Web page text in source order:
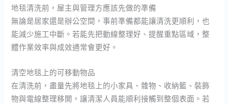
地毯清洗前，屋主與管理方應該先做的準備
無論是居家還是辦公空間，事前準備都能讓清洗更順利，也
能減少施工中斷。若能先把動線整理好、提醒重點區域，整
體作業效率與成效通常會更好。
清空地毯上的可移動物品
在清洗前，盡量先將地毯上的小家具、雜物、收納籃、裝飾
物與電線整理移開，讓清潔人員能順利接觸到整個表面。若